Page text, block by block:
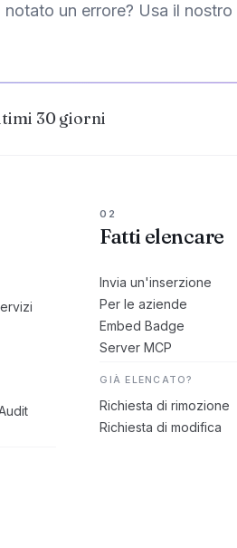
un errore? Usa il nostro
30 giorni
02
Fatti elencare
Invia un'inserzione
Per le aziende
Embed Badge
Server MCP
GIÀ ELENCATO?
Richiesta di rimozione
Richiesta di modifica